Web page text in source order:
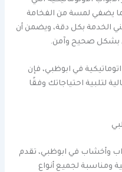
يضفي لمسة من الفخامة
الخدمة بكل دقة، ويضمن أن
بشكل صحيح وآمن.
في ابوظبي، فإن
لتلبية احتياجاتك وفقًا
وأخشاب في ابوظبي، تقدم
ومناسبة لجميع أنواع